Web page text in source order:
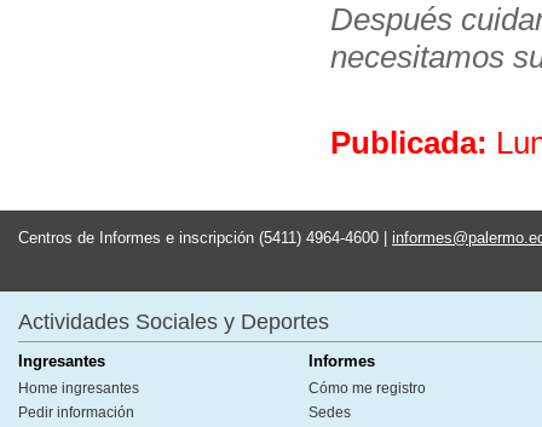
Después
necesitamos
Publicada:
Centros de Informes e inscripción (5411) 4964-4600 |
Actividades Sociales y Deportes
Ingresantes
Home ingresantes
Pedir información
Informes
Cómo me registro
Sedes